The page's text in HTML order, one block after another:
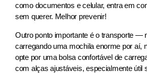
como documentos e celular, entra em
sem querer. Melhor prevenir!
Outro ponto importante é o transporte —
carregando uma mochila enorme por aí,
opte por uma bolsa confortável de
com alças ajustáveis, especialmente útil